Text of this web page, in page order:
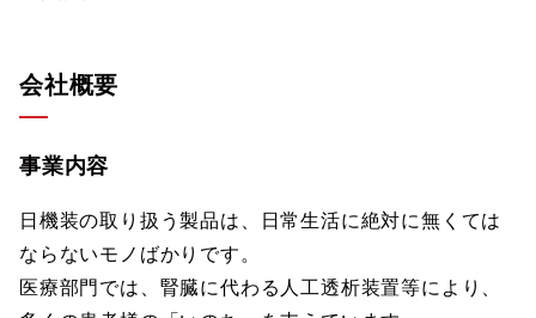
会社概要
事業内容
日機装の取り扱う製品は、日常生活に絶対に無くては
ならないモノばかりです。
医療部門では、腎臓に代わる人工透析装置等により、